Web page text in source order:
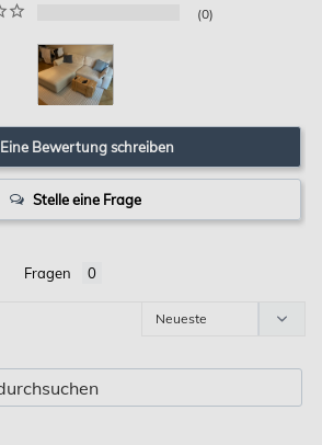
0
Eine Bewertung schreiben
Stelle eine Frage
Fragen